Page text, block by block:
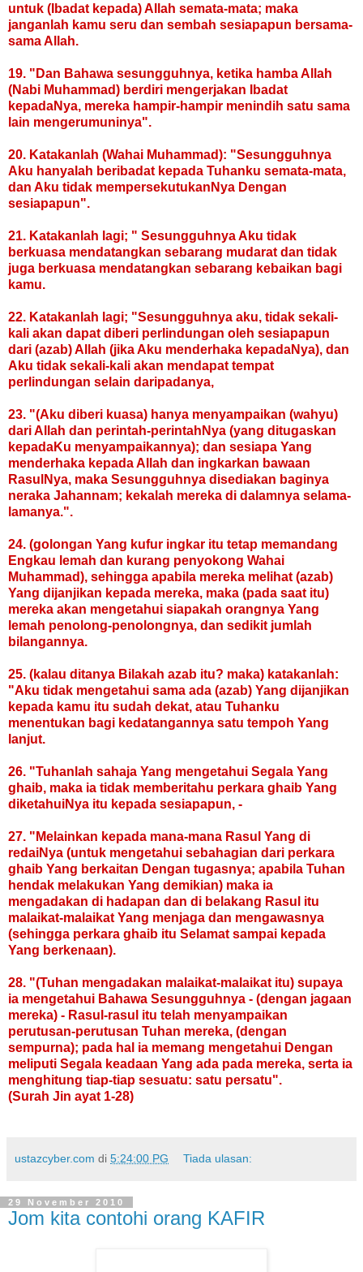
untuk (Ibadat kepada) Allah semata-mata; maka
janganlah kamu seru dan sembah sesiapapun bersama-
sama Allah.
19. "Dan Bahawa sesungguhnya, ketika hamba Allah
(Nabi Muhammad) berdiri mengerjakan Ibadat
kepadaNya, mereka hampir-hampir menindih satu sama
lain mengerumuninya".
20. Katakanlah (Wahai Muhammad): "Sesungguhnya
Aku hanyalah beribadat kepada Tuhanku semata-mata,
dan Aku tidak mempersekutukanNya Dengan
sesiapapun".
21. Katakanlah lagi; " Sesungguhnya Aku tidak
berkuasa mendatangkan sebarang mudarat dan tidak
juga berkuasa mendatangkan sebarang kebaikan bagi
kamu.
22. Katakanlah lagi; "Sesungguhnya aku, tidak sekali-
kali akan dapat diberi perlindungan oleh sesiapapun
dari (azab) Allah (jika Aku menderhaka kepadaNya), dan
Aku tidak sekali-kali akan mendapat tempat
perlindungan selain daripadanya,
23. "(Aku diberi kuasa) hanya menyampaikan (wahyu)
dari Allah dan perintah-perintahNya (yang ditugaskan
kepadaKu menyampaikannya); dan sesiapa Yang
menderhaka kepada Allah dan ingkarkan bawaan
RasulNya, maka Sesungguhnya disediakan baginya
neraka Jahannam; kekalah mereka di dalamnya selama-
lamanya.".
24. (golongan Yang kufur ingkar itu tetap memandang
Engkau lemah dan kurang penyokong Wahai
Muhammad), sehingga apabila mereka melihat (azab)
Yang dijanjikan kepada mereka, maka (pada saat itu)
mereka akan mengetahui siapakah orangnya Yang
lemah penolong-penolongnya, dan sedikit jumlah
bilangannya.
25. (kalau ditanya Bilakah azab itu? maka) katakanlah:
"Aku tidak mengetahui sama ada (azab) Yang dijanjikan
kepada kamu itu sudah dekat, atau Tuhanku
menentukan bagi kedatangannya satu tempoh Yang
lanjut.
26. "Tuhanlah sahaja Yang mengetahui Segala Yang
ghaib, maka ia tidak memberitahu perkara ghaib Yang
diketahuiNya itu kepada sesiapapun, -
27. "Melainkan kepada mana-mana Rasul Yang di
redaiNya (untuk mengetahui sebahagian dari perkara
ghaib Yang berkaitan Dengan tugasnya; apabila Tuhan
hendak melakukan Yang demikian) maka ia
mengadakan di hadapan dan di belakang Rasul itu
malaikat-malaikat Yang menjaga dan mengawasnya
(sehingga perkara ghaib itu Selamat sampai kepada
Yang berkenaan).
28. "(Tuhan mengadakan malaikat-malaikat itu) supaya
ia mengetahui Bahawa Sesungguhnya - (dengan jagaan
mereka) - Rasul-rasul itu telah menyampaikan
perutusan-perutusan Tuhan mereka, (dengan
sempurna); pada hal ia memang mengetahui Dengan
meliputi Segala keadaan Yang ada pada mereka, serta ia
menghitung tiap-tiap sesuatu: satu persatu".
(Surah Jin ayat 1-28)
ustazcyber.com di 5:24:00 PG Tiada ulasan:
29 November 2010
Jom kita contohi orang KAFIR